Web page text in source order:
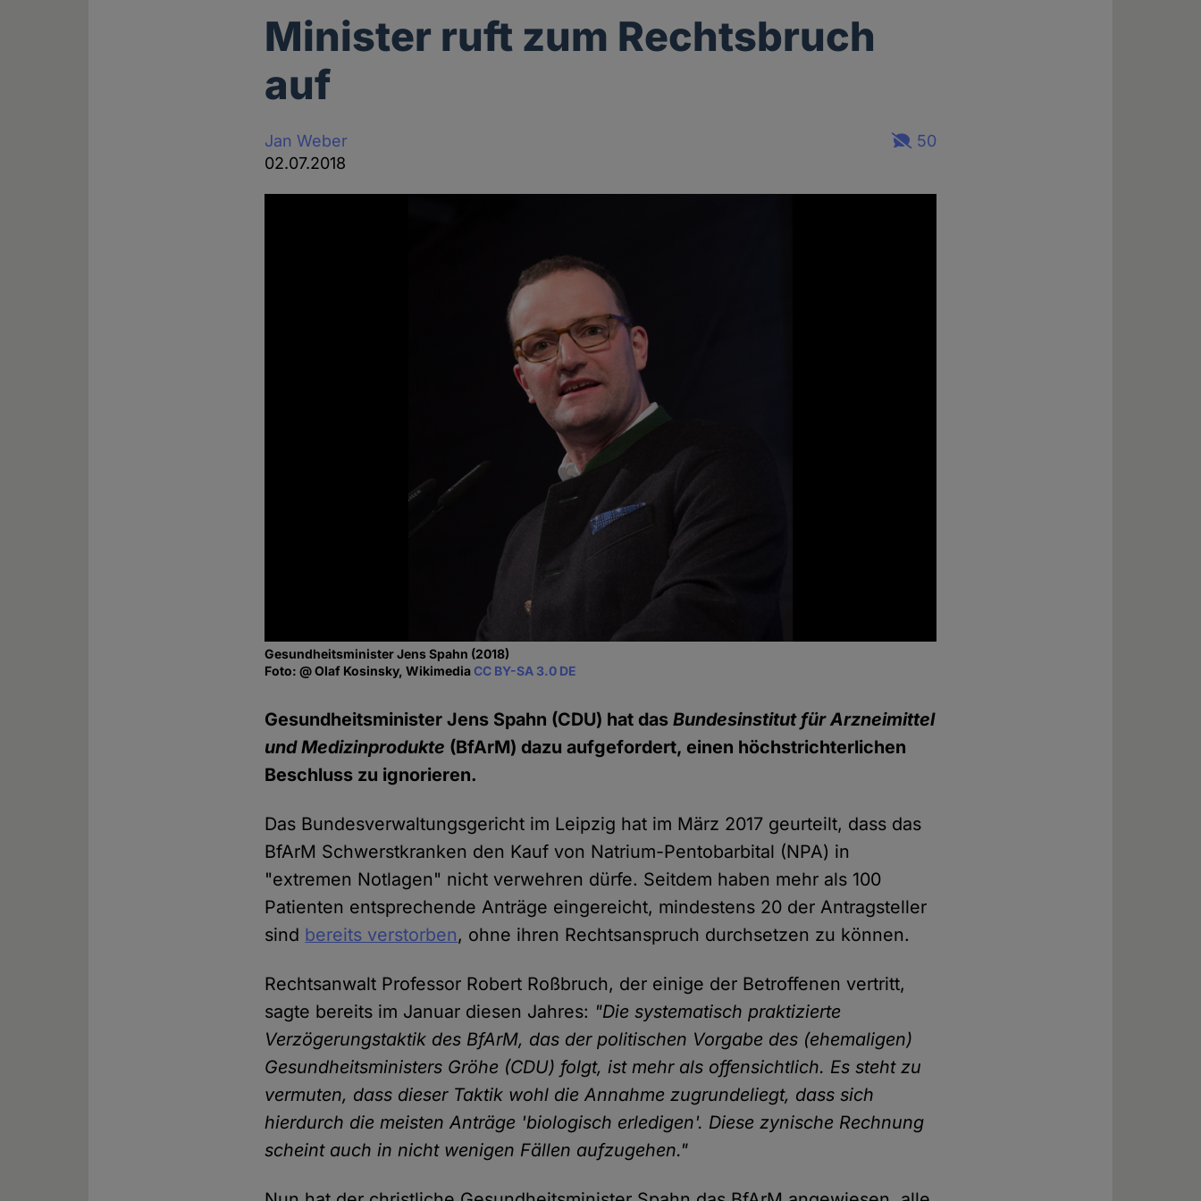
Minister ruft zum Rechtsbruch
auf
Jan Weber
02.07.2018
50
Gesundheitsminister Jens Spahn (2018)
Foto: @ Olaf Kosinsky, WikimediaCC BY-SA 3.0 DE
Gesundheitsminister Jens Spahn (CDU) hat dasBundesinstitut für Arzneimittel
und Medizinprodukte (BfArM) dazu aufgefordert, einen höchstrichterlichen
Beschluss zu ignorieren.
Das Bundesverwaltungsgericht im Leipzig hat im März 2017 geurteilt, dass das
BfArM Schwerstkranken den Kauf von Natrium-Pentobarbital (NPA) in
"extremen Notlagen" nicht verwehren dürfe. Seitdem haben mehr als 100
Patienten entsprechende Anträge eingereicht, mindestens 20 der Antragsteller
sind bereits verstorben, ohne ihren Rechtsanspruch durchsetzen zu können.
Rechtsanwalt Professor Robert Roßbruch, der einige der Betroffenen vertritt,
sagte bereits im Januar diesen Jahres: "Die systematisch praktizierte
Verzögerungstaktik des BfArM, das der politischen Vorgabe des (ehemaligen)
Gesundheitsministers Gröhe (CDU) folgt, ist mehr als offensichtlich. Es steht zu
vermuten, dass dieser Taktik wohl die Annahme zugrundeliegt, dass sich
hierdurch die meisten Anträge 'biologisch erledigen'. Diese zynische Rechnung
scheint auch in nicht wenigen Fällen aufzugehen."